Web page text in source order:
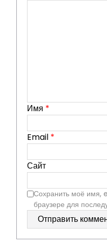
Имя *
Email *
Сайт
Сохранить моё имя,
браузере для